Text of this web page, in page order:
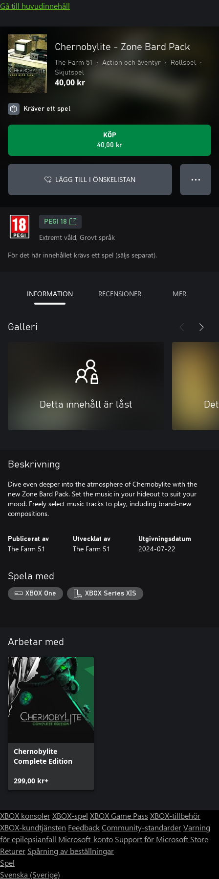
Gå till huvudinnehåll
Chernobylite - Zone Bard Pack
The Farm 51 • Action och äventyr • Rollspel
•
Skjutspel
40,00 kr
Kräver ett spel
KÖP
40,00 kr
LÄGG TILL I ÖNSKELISTAN ● ● ●
PEGI 18
Extremt våld, Grovt språk
För det här innehållet krävs ett spel (säljs separat).
INFORMATION RECENSIONER MER
Galleri
Detta innehåll är låst
Beskrivning
Dive even deeper into the atmosphere of Chernobylite with the
new Zone Bard Pack. Set the music in your hideout to suit your
mood. Freely select music tracks to play, including brand-new
compositions.
Publicerat av
The Farm 51
Utvecklat av
The Farm 51
Utgivningsdatum
2024-07-22
Spela med
XBOX One XBOX Series X|S
Arbetar med
Chernobylite
Complete Edition
299,00 kr+
XBOX konsolerXBOX-spel XBOX Game Pass XBOX-tillbehör
XBOX-kundtjänsten FeedbackCommunity-standarderVarning
för epilepsianfall Microsoft-konto Support för Microsoft Store
Returer Spårning av beställningar
Spel
Svenska (Sverige)